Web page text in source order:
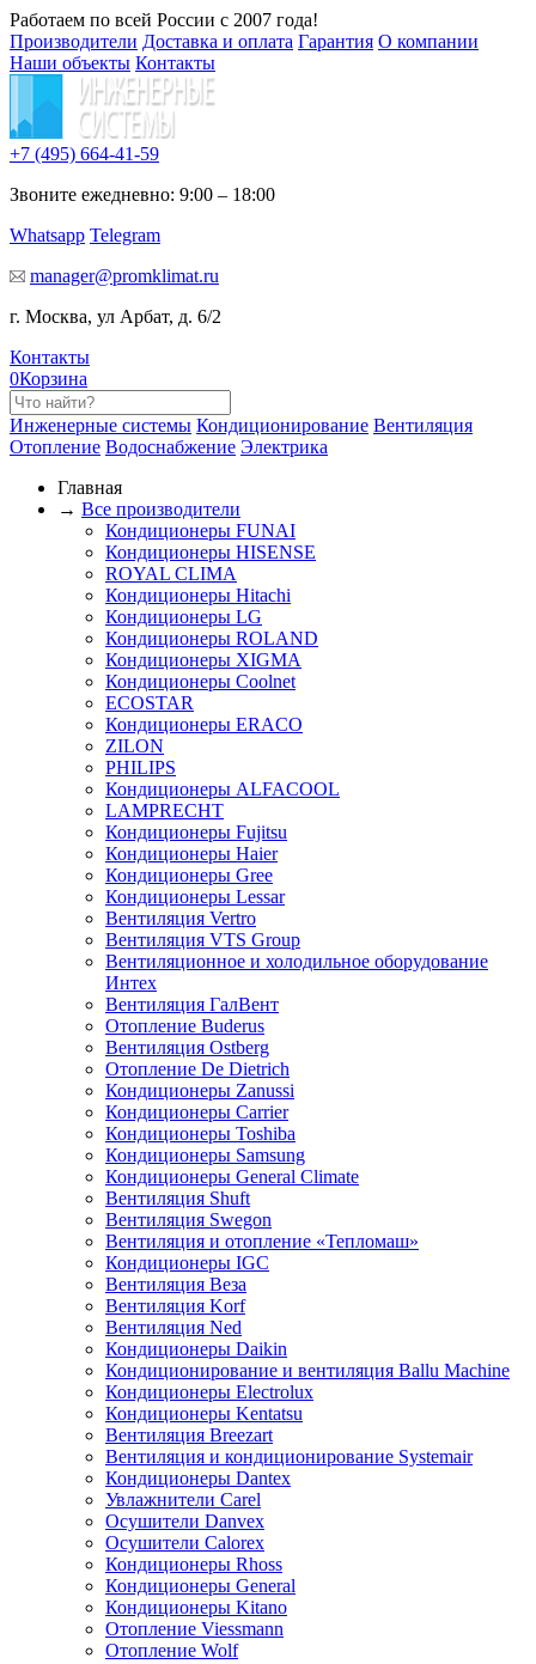
Работаем по всей России с 2007 года!
Производители Доставка и оплата Гарантия О компании
Наши объекты Контакты
+7 (495) 664-41-59
Звоните ежедневно: 9:00 – 18:00
Whatsapp Telegram
manager@promklimat.ru
г. Москва, ул Арбат, д. 6/2
Контакты
0Корзина
Инженерные системы Кондиционирование Вентиляция
Отопление Водоснабжение Электрика
Главная
→ Все производители
Кондиционеры FUNAI
Кондиционеры HISENSE
ROYAL CLIMA
Кондиционеры Hitachi
Кондиционеры LG
Кондиционеры ROLAND
Кондиционеры XIGMA
Кондиционеры Coolnet
ECOSTAR
Кондиционеры ERACO
ZILON
PHILIPS
Кондиционеры ALFACOOL
LAMPRECHT
Кондиционеры Fujitsu
Кондиционеры Haier
Кондиционеры Gree
Кондиционеры Lessar
Вентиляция Vertro
Вентиляция VTS Group
Вентиляционное и холодильное оборудование
Интех
Вентиляция ГалВент
Отопление Buderus
Вентиляция Ostberg
Отопление De Dietrich
Кондиционеры Zanussi
Кондиционеры Carrier
Кондиционеры Toshiba
Кондиционеры Samsung
Кондиционеры General Climate
Вентиляция Shuft
Вентиляция Swegon
Вентиляция и отопление «Тепломаш»
Кондиционеры IGC
Вентиляция Веза
Вентиляция Korf
Вентиляция Ned
Кондиционеры Daikin
Кондиционирование и вентиляция Ballu Machine
Кондиционеры Electrolux
Кондиционеры Kentatsu
Вентиляция Breezart
Вентиляция и кондиционирование Systemair
Кондиционеры Dantex
Увлажнители Carel
Осушители Danvex
Осушители Calorex
Кондиционеры Rhoss
Кондиционеры General
Кондиционеры Kitano
Отопление Viessmann
Отопление Wolf